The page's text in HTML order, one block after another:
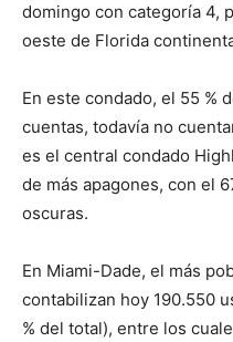
domingo con categoría 4,
oeste de Florida
En este condado, el 55 %
cuentas, todavía no
es el central condado
de más apagones, con el
oscuras.
En Miami-Dade, el más
contabilizan hoy 190.550
% del total), entre los